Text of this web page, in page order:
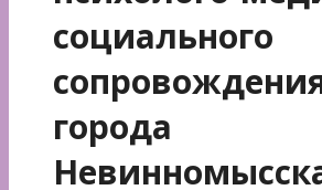
социального
города